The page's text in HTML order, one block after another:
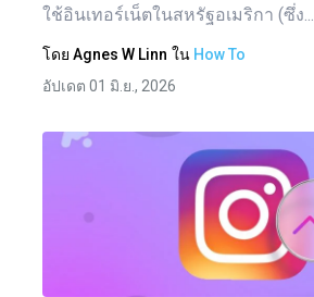
ใช้อินเทอร์เน็ตในสหรัฐอเมริกา (ซึ่ง...
โดย Agnes W Linn ใน How To
อัปเดต 01 มิ.ย., 2026